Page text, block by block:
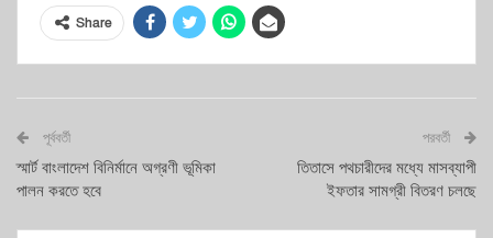
Share
পূর্ববর্তী
স্মার্ট বাংলাদেশ বিনির্মানে অগ্রণী ভূমিকা
পালন করতে হবে
পরবর্তী
তিতাসে পথচারীদের মধ্যে মাসব্যাপী
ইফতার সামগ্রী বিতরণ চলছে